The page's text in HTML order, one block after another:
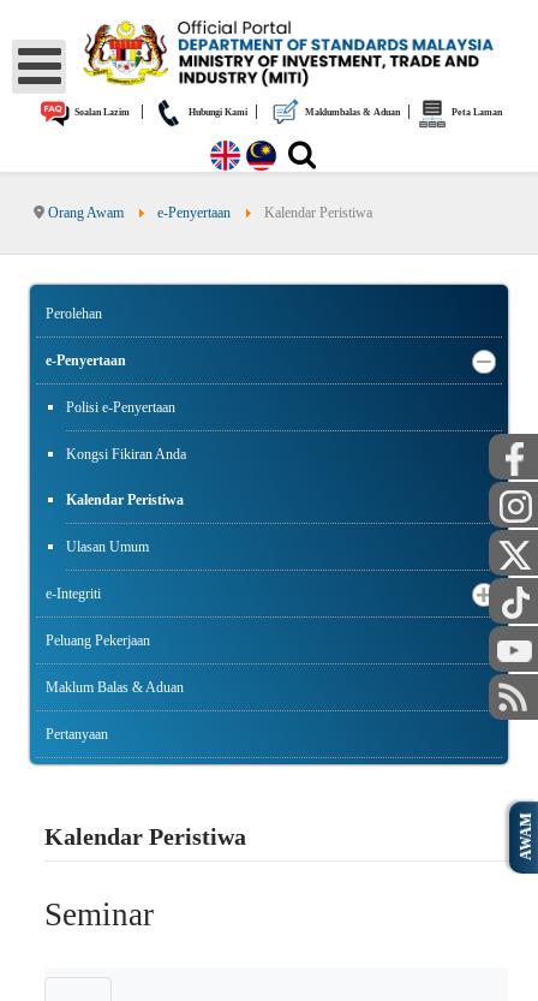
Soalan Lazim| Hubungi Kami| Maklumbalas & Aduan| Peta Laman
Orang Awam e-Penyertaan Kalendar Peristiwa
Perolehan
e-Penyertaan
Polisi e-Penyertaan
Kongsi Fikiran Anda
Kalendar Peristiwa
Ulasan Umum
e-Integriti
Peluang Pekerjaan
Maklum Balas & Aduan
Pertanyaan
Kalendar Peristiwa
Seminar
AWAM